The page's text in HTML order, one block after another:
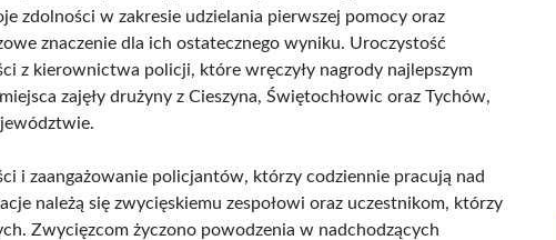
zdolności w zakresie udzielania pierwszej pomocy oraz
znaczenie dla ich ostatecznego wyniku. Uroczystość
z kierownictwa policji, które wręczyły nagrody najlepszym
zajęły drużyny z Cieszyna, Świętochłowic oraz Tychów,
i zaangażowanie policjantów, którzy codziennie pracują nad
należą się zwycięskiemu zespołowi oraz uczestnikom, którzy
Zwycięzcom życzono powodzenia w nadchodzących